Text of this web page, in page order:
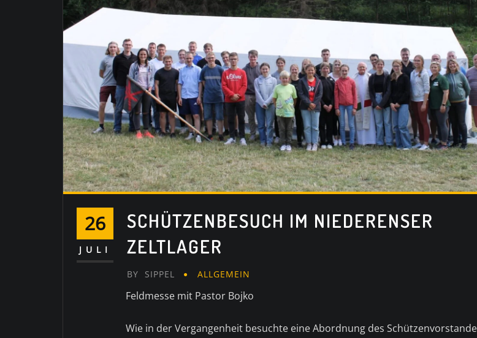
26
JULI
SCHÜTZENBESUCH IM NIEDERENSER
ZELTLAGER
BY SIPPEL ALLGEMEIN
Feldmesse mit Pastor Bojko
Wie in der Vergangenheit besuchte eine Abordnung des